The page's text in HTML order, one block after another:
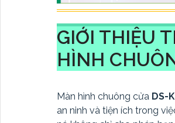
GIỚI THIỆU
HÌNH
Màn hình chuông cửa DS-
an ninh và tiện ích trong